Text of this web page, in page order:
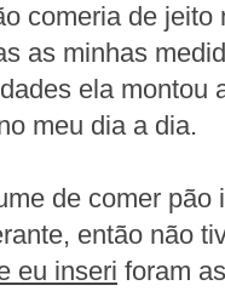
comeria de
as minhas
ela montou
meu dia a dia.
de comer
então não
eu inseri foram